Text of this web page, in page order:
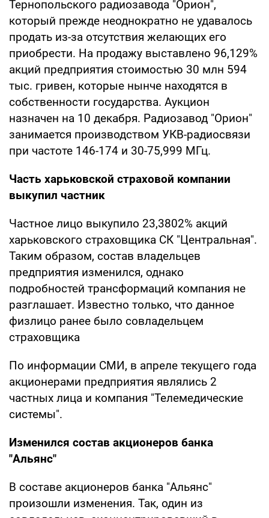
Тернопольского радиозавода "Орион",
который прежде неоднократно не удавалось
продать из-за отсутствия желающих его
приобрести. На продажу выставлено 96,129%
акций предприятия стоимостью 30 млн 594
тыс. гривен, которые нынче находятся в
собственности государства. Аукцион
назначен на 10 декабря. Радиозавод "Орион"
занимается производством УКВ-радиосвязи
при частоте 146-174 и 30-75,999 МГц.
Часть харьковской страховой компании
выкупил частник
Частное лицо выкупило 23,3802% акций
харьковского страховщика СК "Центральная".
Таким образом, состав владельцев
предприятия изменился, однако
подробностей трансформаций компания не
разглашает. Известно только, что данное
физлицо ранее было совладельцем
страховщика
По информации СМИ, в апреле текущего года
акционерами предприятия являлись 2
частных лица и компания "Телемедические
системы".
Изменился состав акционеров банка
"Альянс"
В составе акционеров банка "Альянс"
произошли изменения. Так, один из